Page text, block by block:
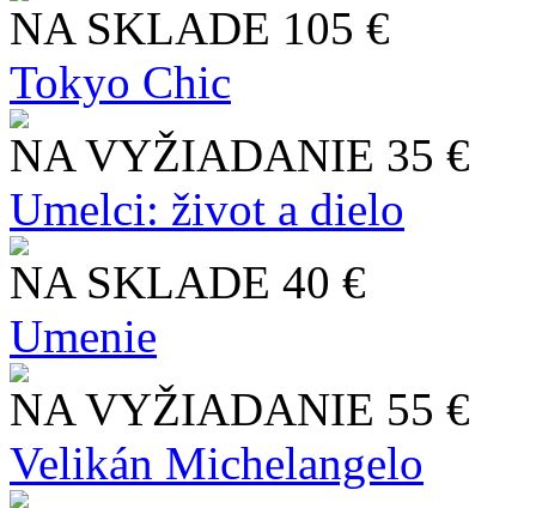
NA SKLADE 105 €
Tokyo Chic
NA VYŽIADANIE 35 €
Umelci: život a dielo
NA SKLADE 40 €
Umenie
NA VYŽIADANIE 55 €
Velikán Michelangelo